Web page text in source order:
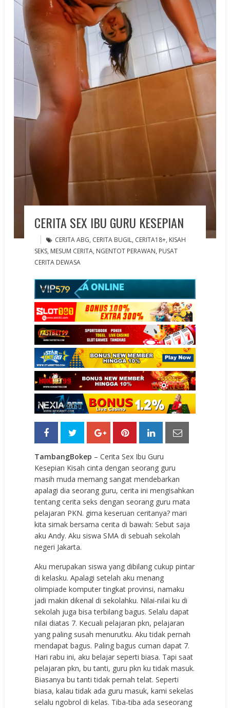
CERITA SEX IBU GURU KESEPIAN
CERITA ABG, CERITA BUGIL, CERITA18+, KISAH
SEKS, MESUM CERITA, NGENTOT PERAWAN, PUSAT
CERITA DEWASA
TambangBokep – Cerita Sex Ibu Guru
Kesepian Kisah cinta dengan seorang guru
masih muda memang sangat mendebarkan
apalagi dia seorang guru, cerita ini mengisahkan
tentang cerita seks dengan seorang guru mata
pelajaran PKN. gima keseruan ceritanya? mari
kita simak bersama cerita di bawah: Sebut saja
aku Andy. Aku siswa SMA di sebuah sekolah
negeri Jakarta.
Aku merupakan siswa yang dibilang cukup pintar
di kelasku. Apalagi setelah aku menang
olimpiade komputer tingkat provinsi, namaku
jadi makin dikenal di sekolahku. Nilai-nilai ku di
sekolah juga bisa terbilang bagus. Selalu dapat
nilai diatas 7. Kecuali pelajaran pkn, pelajaran
yang paling susah menurutku. Aku tidak pernah
mendapat bagus. Paling bagus cuman dapat 7.
Hari rabu ini, aku belajar seperti biasa. Tapi saat
pelajaran pkn, bu tanti, guru pkn ku tidak masuk.
Biasanya bu tanti tidak pernah telat. Seperti
biasa, kalau tidak ada guru masuk, kami sekelas
selalu ngobrol di kelas. Tiba-tiba ada seseorang